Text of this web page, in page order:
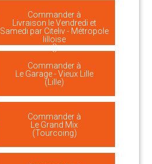
Commander à
Livraison le Vendredi et
Samedi par Citeliv - Métropole
lilloise
()
Commander à
Le Garage - Vieux Lille
(Lille)
Commander à
Le Grand Mix
(Tourcoing)